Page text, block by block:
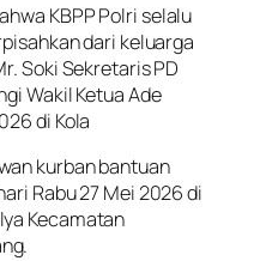
KBPP Polri selalu
dari keluarga
Soki Sekretaris PD
Wakil Ketua Ade
di Kola
kurban bantuan
Rabu 27 Mei 2026 di
Kecamatan